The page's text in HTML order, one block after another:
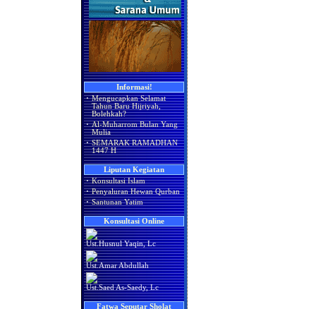
Informasi!
· Mengucapkan Selamat
Tahun Baru Hijriyah,
Bolehkah?
· Al-Muharrom Bulan Yang
Mulia
· SEMARAK RAMADHAN
1447 H
Liputan Kegiatan
· Konsultasi Islam
· Penyaluran Hewan Qurban
· Santunan Yatim
Konsultasi Online
Ust.Husnul Yaqin, Lc
Ust.Amar Abdullah
Ust.Saed As-Saedy, Lc
Fatwa Seputar Sholat